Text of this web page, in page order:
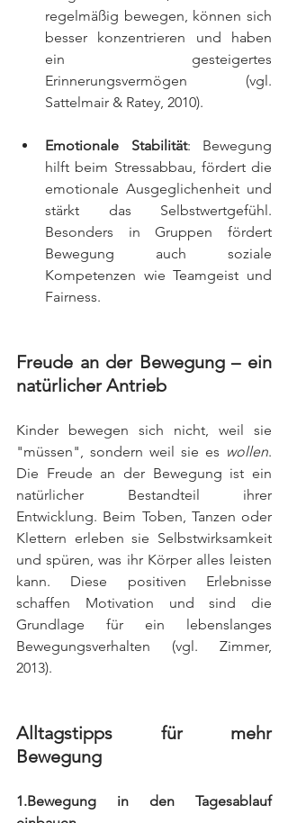
regelmäßig bewegen, können sich
besser konzentrieren und haben
ein gesteigertes
Erinnerungsvermögen (vgl.
Sattelmair & Ratey, 2010).
Emotionale Stabilität: Bewegung
hilft beim Stressabbau, fördert die
emotionale Ausgeglichenheit und
stärkt das Selbstwertgefühl.
Besonders in Gruppen fördert
Bewegung auch soziale
Kompetenzen wie Teamgeist und
Fairness.
Freude an der Bewegung – ein
natürlicher Antrieb
Kinder bewegen sich nicht, weil sie
"müssen", sondern weil sie es wollen.
Die Freude an der Bewegung ist ein
natürlicher Bestandteil ihrer
Entwicklung. Beim Toben, Tanzen oder
Klettern erleben sie Selbstwirksamkeit
und spüren, was ihr Körper alles leisten
kann. Diese positiven Erlebnisse
schaffen Motivation und sind die
Grundlage für ein lebenslanges
Bewegungsverhalten (vgl. Zimmer,
2013).
Alltagstipps für mehr
Bewegung
1.Bewegung in den Tagesablauf